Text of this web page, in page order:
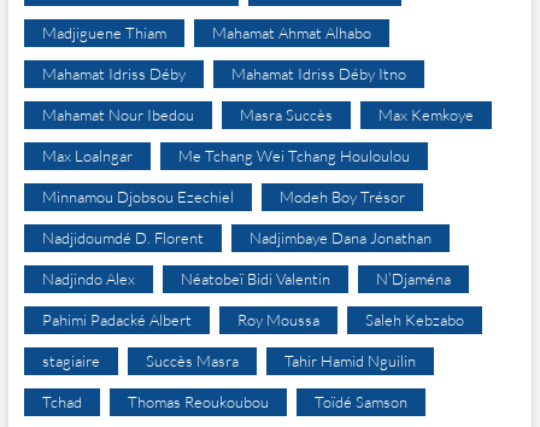
Madjiguene Thiam Mahamat Ahmat Alhabo
Mahamat Idriss Déby Mahamat Idriss Déby Itno
Mahamat Nour Ibedou Masra Succès Max Kemkoye
Max Loalngar Me Tchang Wei Tchang Houloulou
Minnamou Djobsou Ezechiel Modeh Boy Trésor
Nadjidoumdé D. Florent Nadjimbaye Dana Jonathan
Nadjindo Alex Néatobeï Bidi Valentin N’Djaména
Pahimi Padacké Albert Roy Moussa Saleh Kebzabo
stagiaire Succès Masra Tahir Hamid Nguilin
Tchad Thomas Reoukoubou Toïdé Samson